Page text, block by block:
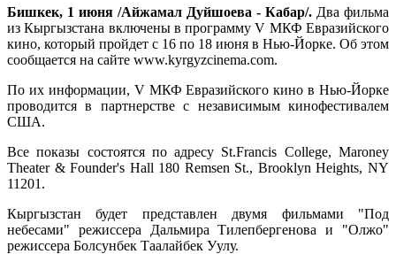
Бишкек, 1 июня /Айжамал Дуйшоева - Кабар/. Два фильма
из Кыргызстана включены в программу V МКФ Евразийского
кино, который пройдет с 16 по 18 июня в Нью-Йорке. Об этом
сообщается на сайте www.kyrgyzcinema.com.
По их информации, V МКФ Евразийского кино в Нью-Йорке
проводится в партнерстве с независимым кинофестивалем
США.
Все показы состоятся по адресу St.Francis College, Maroney
Theater & Founder's Hall 180 Remsen St., Brooklyn Heights, NY
11201.
Кыргызстан будет представлен двумя фильмами "Под
небесами" режиссера Дальмира Тилепбергенова и "Олжо"
режиссера Болсунбек Таалайбек Уулу.